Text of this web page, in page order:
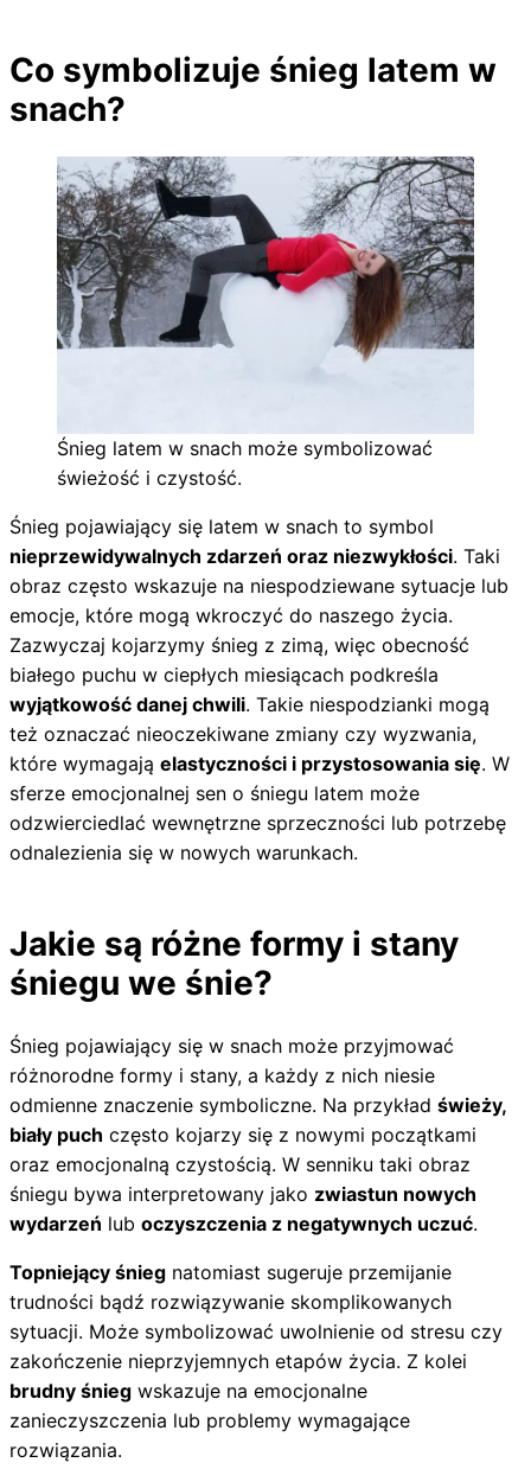
Co symbolizuje śnieg latem w
snach?
Śnieg latem w snach może symbolizować
świeżość i czystość.
Śnieg pojawiający się latem w snach to symbol
nieprzewidywalnych zdarzeń oraz niezwykłości. Taki
obraz często wskazuje na niespodziewane sytuacje lub
emocje, które mogą wkroczyć do naszego życia.
Zazwyczaj kojarzymy śnieg z zimą, więc obecność
białego puchu w ciepłych miesiącach podkreśla
wyjątkowość danej chwili. Takie niespodzianki mogą
też oznaczać nieoczekiwane zmiany czy wyzwania,
które wymagają elastyczności i przystosowania się. W
sferze emocjonalnej sen o śniegu latem może
odzwierciedlać wewnętrzne sprzeczności lub potrzebę
odnalezienia się w nowych warunkach.
Jakie są różne formy i stany
śniegu we śnie?
Śnieg pojawiający się w snach może przyjmować
różnorodne formy i stany, a każdy z nich niesie
odmienne znaczenie symboliczne. Na przykład świeży,
biały puch często kojarzy się z nowymi początkami
oraz emocjonalną czystością. W senniku taki obraz
śniegu bywa interpretowany jako zwiastun nowych
wydarzeń lub oczyszczenia z negatywnych uczuć.
Topniejący śnieg natomiast sugeruje przemijanie
trudności bądź rozwiązywanie skomplikowanych
sytuacji. Może symbolizować uwolnienie od stresu czy
zakończenie nieprzyjemnych etapów życia. Z kolei
brudny śnieg wskazuje na emocjonalne
zanieczyszczenia lub problemy wymagające
rozwiązania.